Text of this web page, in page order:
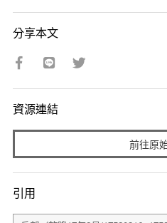
分享本文
資源連結
前往原
引用